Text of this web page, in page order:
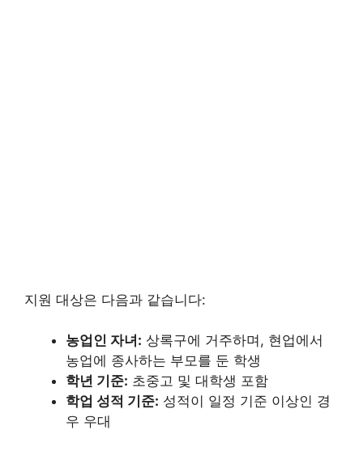
지원 대상은 다음과 같습니다:
농업인 자녀: 상록구에 거주하며, 현업에서
농업에 종사하는 부모를 둔 학생
학년 기준: 초중고 및 대학생 포함
학업 성적 기준: 성적이 일정 기준 이상인 경
우 우대